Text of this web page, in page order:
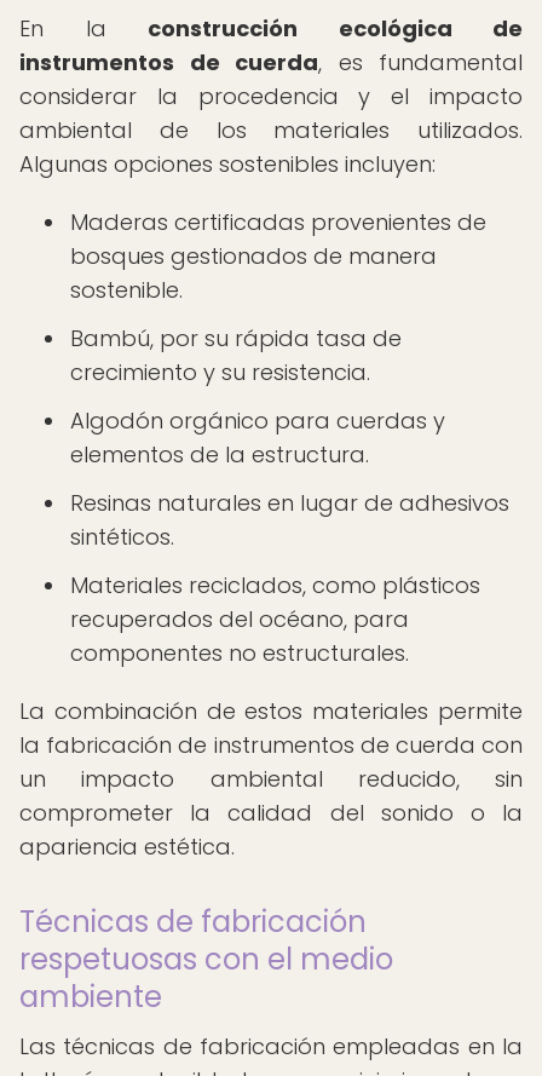
En la construcción ecológica de
instrumentos de cuerda, es fundamental
considerar la procedencia y el impacto
ambiental de los materiales utilizados.
Algunas opciones sostenibles incluyen:
Maderas certificadas provenientes de
bosques gestionados de manera
sostenible.
Bambú, por su rápida tasa de
crecimiento y su resistencia.
Algodón orgánico para cuerdas y
elementos de la estructura.
Resinas naturales en lugar de adhesivos
sintéticos.
Materiales reciclados, como plásticos
recuperados del océano, para
componentes no estructurales.
La combinación de estos materiales permite
la fabricación de instrumentos de cuerda con
un impacto ambiental reducido, sin
comprometer la calidad del sonido o la
apariencia estética.
Técnicas de fabricación
respetuosas con el medio
ambiente
Las técnicas de fabricación empleadas en la